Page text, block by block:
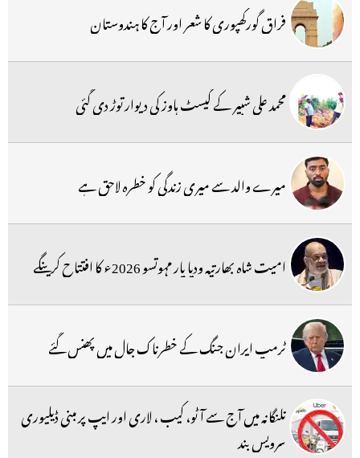
فراق گورکھپوری کا شعر اور آج کا ہندوستان
محمد علی شبیر کے گیسٹ ہاوز کی دیوار توڑ دی گئی
میرے والد سے میری زندگی کو خطرہ لاحق ہے
امیت شاہ بھارتیہ ودیا پار مہوتسو 2026ء کا افتتاح کرینگے
ٹرمپ ایران جنگ کے خطرناک جال میں پھنس گئے
تلنگانہ میں آج سے آٹو، کیب ، لاری اور ایپ پر مبنی ڈیلیوری
سرویس بند